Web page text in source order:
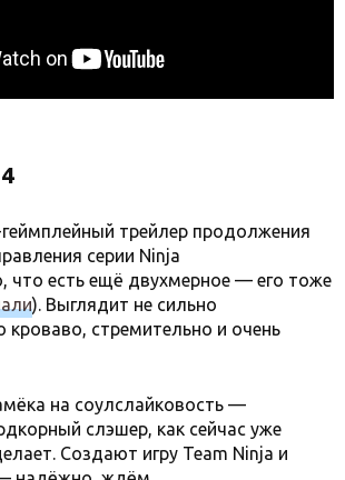
трейлер продолжения
серии Ninja
что есть ещё двухмерное — его тоже
). Выглядит не сильно
кроваво, стремительно и очень
на соулслайковость —
слэшер, как сейчас уже
Создают игру Team Ninja и